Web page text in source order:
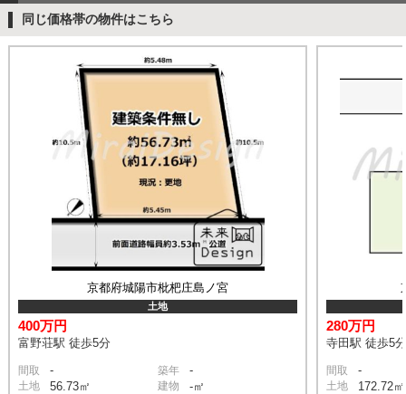
同じ価格帯の物件はこちら
京都府城陽市枇杷庄島ノ宮
土地
400万円
富野荘駅 徒歩5分
間取 - 築年 -
土地 56.73㎡ 建物 -㎡
280万円
寺田駅 徒歩5分
間取 -
土地 172.72㎡